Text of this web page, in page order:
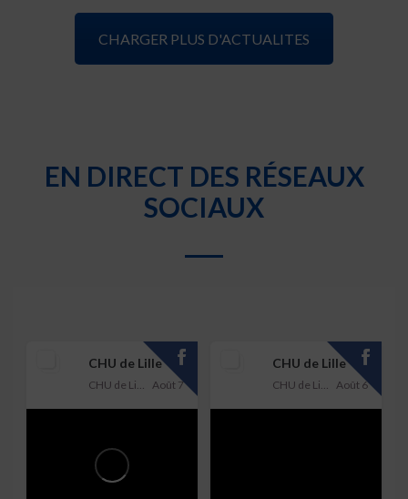
CHARGER PLUS D'ACTUALITES
EN DIRECT DES RÉSEAUX
SOCIAUX
CHU de Lille
Août 7
CHU de Lille
Août 6